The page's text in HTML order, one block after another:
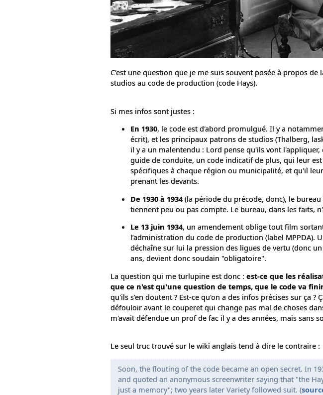
C'est une question que je me suis souvent posée à propos
studios au code de production (code Hays).
Si mes infos sont justes :
En 1930, le code est d'abord promulgué. Il y a
écrit), et les principaux patrons de studios (Thalberg,
il y a un malentendu : Lord pense qu'ils vont
guide de conduite, un code indicatif de plus, qui leur
spécifiques à chaque région ou municipalité, et qu'il
prenant les devants.
De 1930 à 1934 (la période du précode, donc), le
tiennent peu ou pas compte. Le bureau, dans les faits,
Le 13 juin 1934, un amendement oblige tout film
l’administration du code de production (label MPPDA).
déchaîne sur lui la pression des ligues de vertu (donc
ans, devient donc soudain "obligatoire".
La question qui me turlupine est donc : est-ce que les
que ce n'est qu'une question de temps, que le code va
qu'ils s'en doutent ? Est-ce qu'on a des infos précises sur ça
défouloir avant le couperet qui change pas mal de choses
m'avait défendue un prof de fac il y a des années, mais sans
Le seul truc trouvé sur le wiki anglais tend à dire le contraire :
Soon, the flouting of the code became an open secret. In
and quoted an anonymous screenwriter saying that "the
just a memory"; two years later Variety followed suit. (